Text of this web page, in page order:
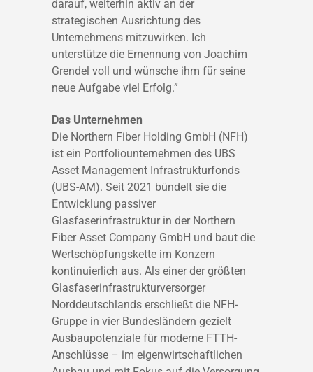
darauf, weiterhin aktiv an der
strategischen Ausrichtung des
Unternehmens mitzuwirken. Ich
unterstütze die Ernennung von Joachim
Grendel voll und wünsche ihm für seine
neue Aufgabe viel Erfolg.”
Das Unternehmen
Die Northern Fiber Holding GmbH (NFH)
ist ein Portfoliounternehmen des UBS
Asset Management Infrastrukturfonds
(UBS-AM). Seit 2021 bündelt sie die
Entwicklung passiver
Glasfaserinfrastruktur in der Northern
Fiber Asset Company GmbH und baut die
Wertschöpfungskette im Konzern
kontinuierlich aus. Als einer der größten
Glasfaserinfrastrukturversorger
Norddeutschlands erschließt die NFH-
Gruppe in vier Bundesländern gezielt
Ausbaupotenziale für moderne FTTH-
Anschlüsse – im eigenwirtschaftlichen